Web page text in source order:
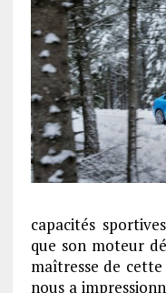
capacités
que son moteur
maîtresse de
nous a